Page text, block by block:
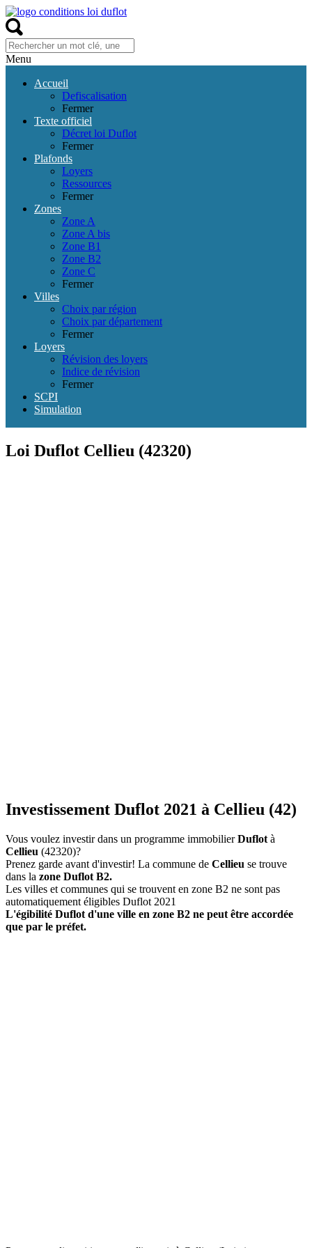
Menu
Accueil
Defiscalisation
Fermer
Texte officiel
Décret loi Duflot
Fermer
Plafonds
Loyers
Ressources
Fermer
Zones
Zone A
Zone A bis
Zone B1
Zone B2
Zone C
Fermer
Villes
Choix par région
Choix par département
Fermer
Loyers
Révision des loyers
Indice de révision
Fermer
SCPI
Simulation
Loi Duflot Cellieu (42320)
Investissement Duflot 2021 à Cellieu (42)
Vous voulez investir dans un programme immobilierDuflot à
Cellieu (42320)?
Prenez garde avant d'investir! La commune de Cellieu se trouve
dans la zone Duflot B2.
Les villes et communes qui se trouvent en zone B2 ne sont pas
automatiquement éligibles Duflot 2021
L'égibilité Duflot d'une ville en zone B2 ne peut être accordée
que par le préfet.